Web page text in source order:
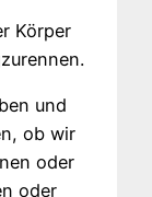
Körper
und
ob wir
oder
oder